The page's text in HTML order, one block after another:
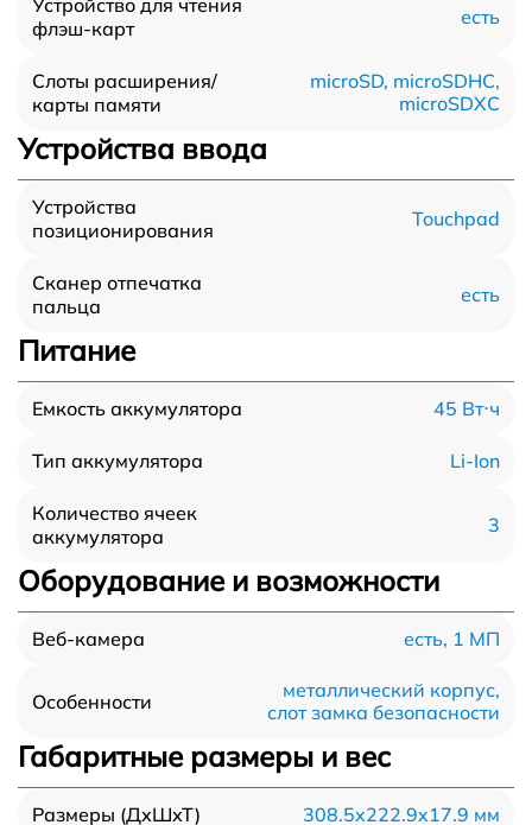
Устройство для чтения
флэш-карт
есть
Слоты расширения/
карты памяти
microSD, microSDHC,
microSDXC
Устройства ввода
Устройства
позиционирования
Touchpad
Сканер отпечатка
пальца
есть
Питание
Емкость аккумулятора 45 Вт⋅ч
Тип аккумулятора Li-Ion
Количество ячеек
аккумулятора
3
Оборудование и возможности
Веб-камера есть, 1 МП
Особенности
металлический корпус,
слот замка безопасности
Габаритные размеры и вес
Размеры (ДхШхТ) 308.5x222.9x17.9 мм